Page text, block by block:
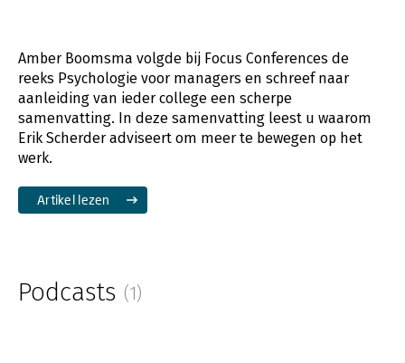
Amber Boomsma volgde bij Focus Conferences de
reeks Psychologie voor managers en schreef naar
aanleiding van ieder college een scherpe
samenvatting. In deze samenvatting leest u waarom
Erik Scherder adviseert om meer te bewegen op het
werk.
Artikel lezen
Podcasts (1)